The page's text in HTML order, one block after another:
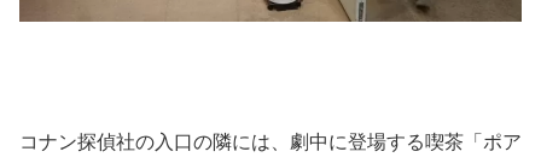
コナン探偵社の入口の隣には、劇中に登場する喫茶「ポア